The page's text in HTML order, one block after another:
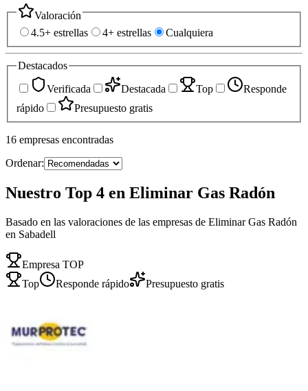
Valoración
4.5+ estrellas
4+ estrellas Cualquiera
Destacados
Verificada
Destacada Top
Responde
rápido
Presupuesto gratis
16 empresas encontradas
Ordenar:
Nuestro Top 4 en Eliminar Gas Radón
Basado en las valoraciones de las empresas de Eliminar Gas Radón
en Sabadell
Empresa TOP
Top
Responde rápido Presupuesto gratis